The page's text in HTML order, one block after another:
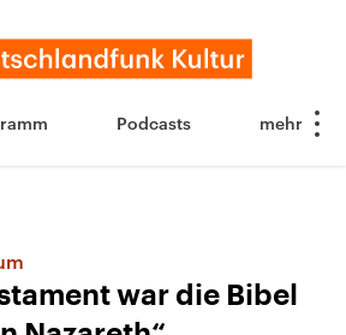
Podcasts
war die Bibel